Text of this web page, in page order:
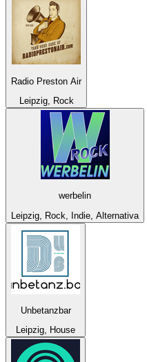
Radio Preston Air
Leipzig, Rock
werbelin
Leipzig, Rock, Indie, Alternativa
Unbetanzbar
Leipzig, House